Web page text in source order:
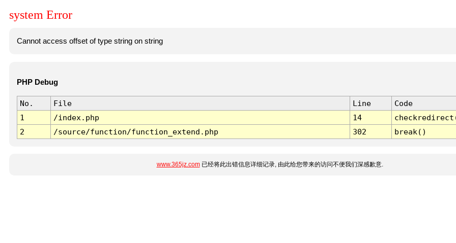
system Error
Cannot access offset of type string on string
PHP Debug
No. File Line
Code
1
/index.php 14
2
/source/function/function_extend.php 302 break()
www.365jz.com已经将此出错信息详细记录, 由此给您带来的访问不便我们深感歉意.